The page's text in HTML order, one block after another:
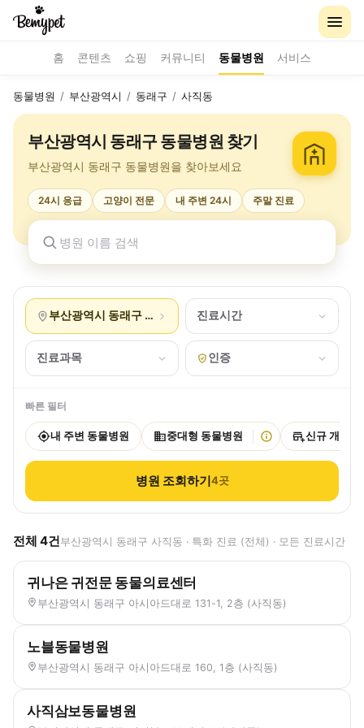
홈 콘텐츠 쇼핑 커뮤니티 동물병원 서비스
동물병원 / 부산광역시 / 동래구 / 사직동
부산광역시 동래구 동물병원 찾기
부산광역시 동래구 동물병원을 찾아보세요
24시 응급 고양이 전문 내 주변 24시 주말 진료
부산광역시 동래구 사직동 진료시간
진료과목 인증
빠른 필터
내 주변 동물병원 중대형 동물병원 신규 개원
병원 조회하기4곳
전체 4건부산광역시 동래구 사직동 · 특화 진료 (전체) · 모든 진료시간
귀나은 귀전문 동물의료센터
부산광역시 동래구 아시아드대로 131-1, 2층 (사직동)
노블동물병원
부산광역시 동래구 아시아드대로 160, 1층 (사직동)
사직삼보동물병원